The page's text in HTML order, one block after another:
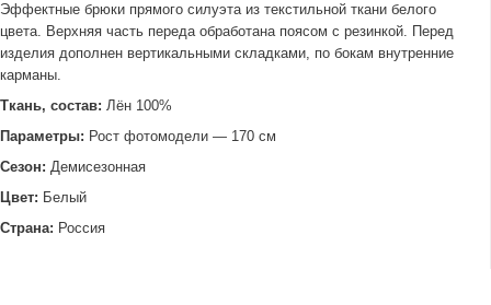
Эффектные брюки прямого силуэта из текстильной ткани белого
цвета. Верхняя часть переда обработана поясом с резинкой. Перед
изделия дополнен вертикальными складками, по бокам внутренние
карманы.
Ткань, состав: Лён 100%
Параметры: Рост фотомодели — 170 см
Сезон: Демисезонная
Цвет: Белый
Страна: Россия